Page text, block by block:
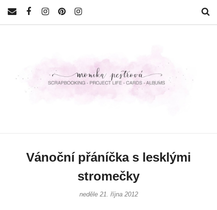
Vánoční přáníčka s lesklými
stromečky
neděle 21. října 2012